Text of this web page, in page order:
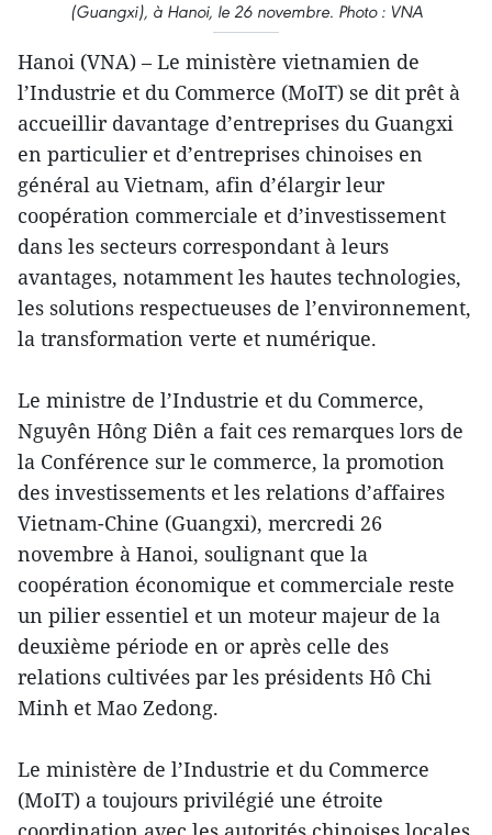
(Guangxi), à Hanoi, le 26 novembre. Photo : VNA
Hanoi (VNA) – Le ministère vietnamien de
l’Industrie et du Commerce (MoIT) se dit prêt à
accueillir davantage d’entreprises du Guangxi
en particulier et d’entreprises chinoises en
général au Vietnam, afin d’élargir leur
coopération commerciale et d’investissement
dans les secteurs correspondant à leurs
avantages, notamment les hautes technologies,
les solutions respectueuses de l’environnement,
la transformation verte et numérique.
Le ministre de l’Industrie et du Commerce,
Nguyên Hông Diên a fait ces remarques lors de
la Conférence sur le commerce, la promotion
des investissements et les relations d’affaires
Vietnam-Chine (Guangxi), mercredi 26
novembre à Hanoi, soulignant que la
coopération économique et commerciale reste
un pilier essentiel et un moteur majeur de la
deuxième période en or après celle des
relations cultivées par les présidents Hô Chi
Minh et Mao Zedong.
Le ministère de l’Industrie et du Commerce
(MoIT) a toujours privilégié une étroite